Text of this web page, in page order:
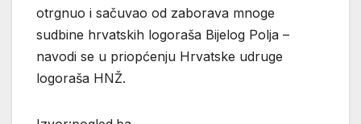
otrgnuo i sačuvao od zaborava mnoge
sudbine hrvatskih logoraša Bijelog Polja –
navodi se u priopćenju Hrvatske udruge
logoraša HNŽ.